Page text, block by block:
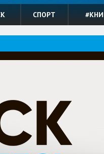
СПОРТ